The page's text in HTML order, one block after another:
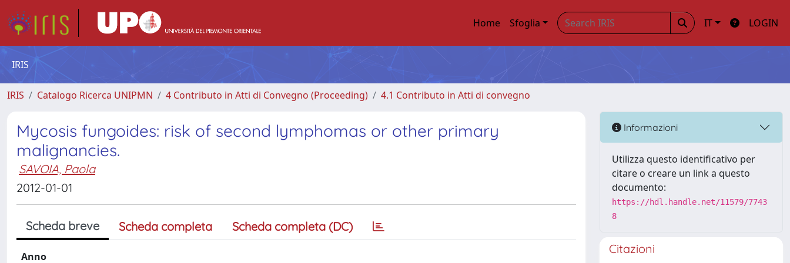
Home Sfoglia IT LOGIN
IRIS
IRIS Catalogo Ricerca UNIPMN 4 Contributo in Atti di Convegno (Proceeding) 4.1 Contributo in Atti di convegno
Mycosis fungoides: risk of second lymphomas or other primary
malignancies.
SAVOIA, Paola
2012-01-01
Scheda breve Scheda completa Scheda completa (DC)
Anno
Informazioni
Utilizza questo identificativo per
citare o creare un link a questo
documento:
https://hdl.handle.net/11579/7743
8
Citazioni